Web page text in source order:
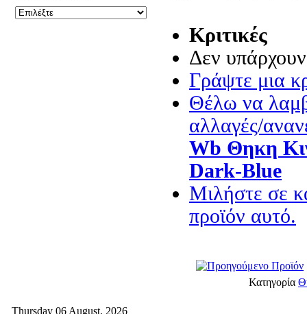
Κριτικές
Δεν υπάρχουν
Γράψτε μια
Θέλω να
αλλαγές/
Wb Θηκη
Dark-Blue
Μιλήστε σε
προϊόν αυτό.
Κατηγορία
Thursday 06 August, 2026